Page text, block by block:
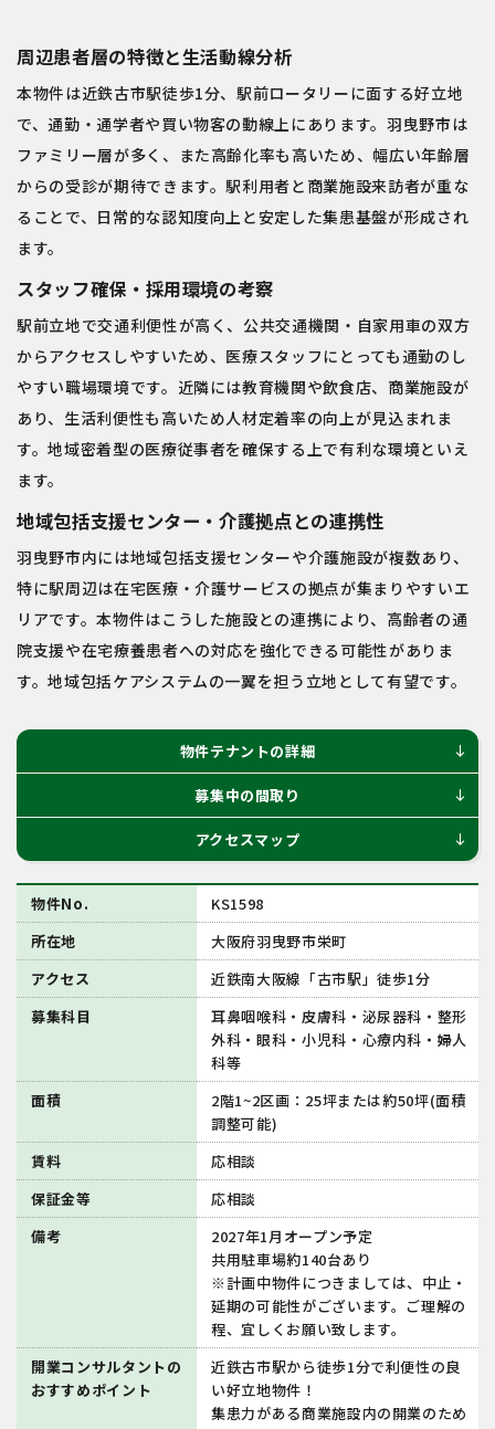
周辺患者層の特徴と生活動線分析
本物件は近鉄古市駅徒歩1分、駅前ロータリーに面する好立地
で、通勤・通学者や買い物客の動線上にあります。羽曳野市は
ファミリー層が多く、また高齢化率も高いため、幅広い年齢層
からの受診が期待できます。駅利用者と商業施設来訪者が重な
ることで、日常的な認知度向上と安定した集患基盤が形成され
ます。
スタッフ確保・採用環境の考察
駅前立地で交通利便性が高く、公共交通機関・自家用車の双方
からアクセスしやすいため、医療スタッフにとっても通勤のし
やすい職場環境です。近隣には教育機関や飲食店、商業施設が
あり、生活利便性も高いため人材定着率の向上が見込まれま
す。地域密着型の医療従事者を確保する上で有利な環境といえ
ます。
地域包括支援センター・介護拠点との連携性
羽曳野市内には地域包括支援センターや介護施設が複数あり、
特に駅周辺は在宅医療・介護サービスの拠点が集まりやすいエ
リアです。本物件はこうした施設との連携により、高齢者の通
院支援や在宅療養患者への対応を強化できる可能性がありま
す。地域包括ケアシステムの一翼を担う立地として有望です。
物件テナントの詳細 south
募集中の間取り south
アクセスマップ south
物件No.
KS1598
所在地
大阪府羽曳野市栄町
アクセス
近鉄南大阪線「古市駅」徒歩1分
募集科目
耳鼻咽喉科・皮膚科・泌尿器科・整形
外科・眼科・小児科・心療内科・婦人
科等
面積
2階1~2区画：25坪または約50坪(面積
調整可能)
賃料
応相談
保証金等
応相談
備考
2027年1月オープン予定
共用駐車場約140台あり
※計画中物件につきましては、中止・
延期の可能性がございます。ご理解の
程、宜しくお願い致します。
開業コンサルタントの
おすすめポイント
近鉄古市駅から徒歩1分で利便性の良
い好立地物件！
集患力がある商業施設内の開業のため